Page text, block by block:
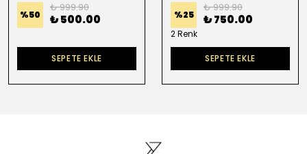
%50
₺ 999.90
₺ 500.00
SEPETE EKLE
%25
₺ 999.90
₺ 750.00
2 Renk
SEPETE EKLE